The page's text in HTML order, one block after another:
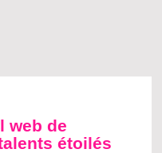
web de
étoilés